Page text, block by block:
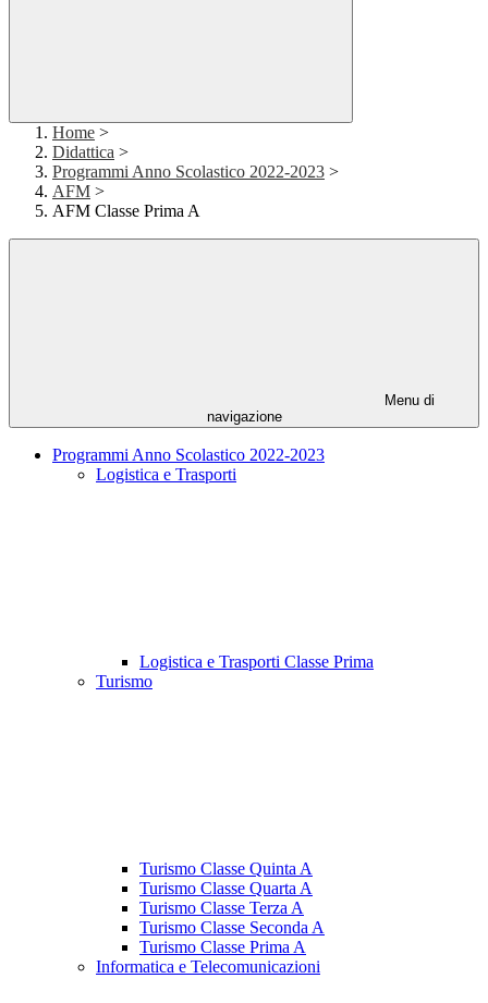
Home >
Didattica >
Programmi Anno Scolastico 2022-2023 >
AFM >
AFM Classe Prima A
Menu di
navigazione
Programmi Anno Scolastico 2022-2023
Logistica e Trasporti
Logistica e Trasporti Classe Prima
Turismo
Turismo Classe Quinta A
Turismo Classe Quarta A
Turismo Classe Terza A
Turismo Classe Seconda A
Turismo Classe Prima A
Informatica e Telecomunicazioni